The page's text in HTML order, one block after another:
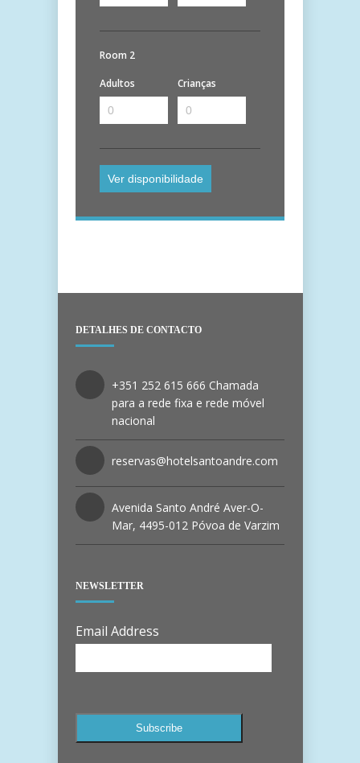
Room 2
Adultos Crianças
DETALHES DE CONTACTO
+351 252 615 666 Chamada
para a rede fixa e rede móvel
nacional
reservas@hotelsantoandre.com
Avenida Santo André Aver-O-
Mar, 4495-012 Póvoa de Varzim
NEWSLETTER
Email Address